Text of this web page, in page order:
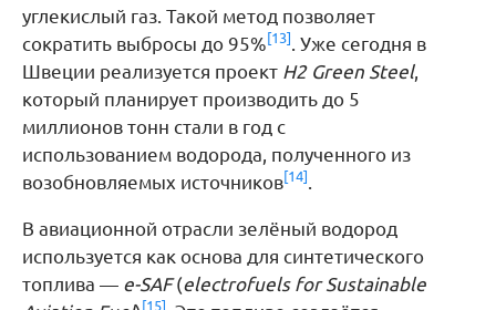
углекислый газ. Такой метод позволяет
сократить выбросы до 95% [13]
. Уже сегодня в
Швеции реализуется проект H2 Green Steel,
который планирует производить до 5
миллионов тонн стали в год с
использованием водорода, полученного из
возобновляемых источников[14]
В авиационной отрасли зелёный водород
используется как основа для синтетического
топлива — e-SAF(electrofuels for Sustainable
[15]